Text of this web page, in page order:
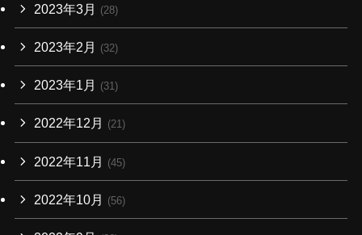
2023年3月 (28)
2023年2月 (32)
2023年1月 (31)
2022年12月 (21)
2022年11月 (45)
2022年10月 (56)